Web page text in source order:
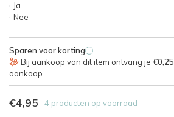
Ja
Nee
Sparen voor korting i
Bij aankoop van dit item ontvang je €0,25
aankoop.
€4,95 4 producten op voorraad